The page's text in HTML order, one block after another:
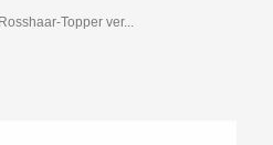
Topper ver...